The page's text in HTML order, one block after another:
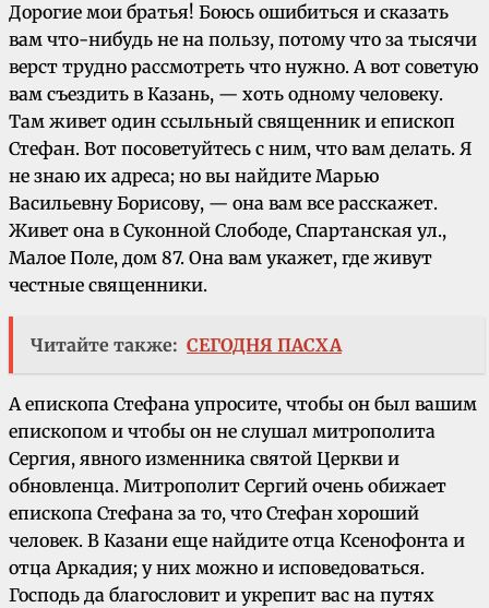
Дорогие мои братья! Боюсь ошибиться и сказать
вам что-нибудь не на пользу, потому что за тысячи
верст трудно рассмотреть что нужно. А вот советую
вам съездить в Казань, — хоть одному человеку.
Там живет один ссыльный священник и епископ
Стефан. Вот посоветуйтесь с ним, что вам делать. Я
не знаю их адреса; но вы найдите Марью
Васильевну Борисову, — она вам все расскажет.
Живет она в Суконной Слободе, Спартанская ул.,
Малое Поле, дом 87. Она вам укажет, где живут
честные священники.
Читайте также: СЕГОДНЯ ПАСХА
А епископа Стефана упросите, чтобы он был вашим
епископом и чтобы он не слушал митрополита
Сергия, явного изменника святой Церкви и
обновленца. Митрополит Сергий очень обижает
епископа Стефана за то, что Стефан хороший
человек. В Казани еще найдите отца Ксенофонта и
отца Аркадия; у них можно и исповедоваться.
Господь да благословит и укрепит вас на путях